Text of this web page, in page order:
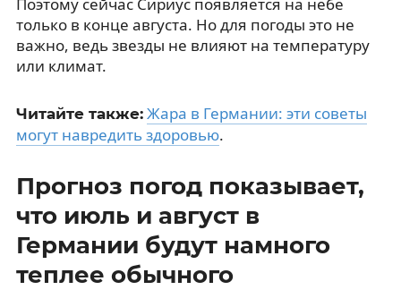
только в конце августа. Но для погоды это не
важно, ведь звезды не влияют на температуру
или климат.
Читайте также: Жара в Германии: эти советы
могут навредить здоровью.
Прогноз погод показывает,
что июль и август в
Германии будут намного
теплее обычного